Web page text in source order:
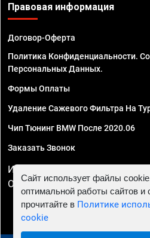
Правовая информация
Договор-Оферта
Политика Конфиденциальности.
Персональных Данных.
Формы Оплаты
Удаление Сажевого Фильтра На
Чип Тюнинг BMW После 2020.06
Заказать Звонок
ИП Смирнов Георгий
ОГРНИП 324470400032610
Сайт использует файлы
оптимальной работы сайтов и
прочитайте в Политике
cookie